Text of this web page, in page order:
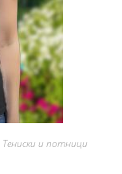
Тениски и потници